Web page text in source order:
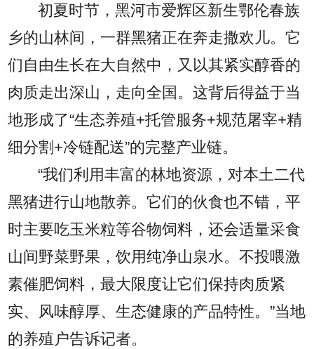
初夏时节，黑河市爱辉区新生鄂伦春族
乡的山林间，一群黑猪正在奔走撒欢儿。它
们自由生长在大自然中，又以其紧实醇香的
肉质走出深山，走向全国。这背后得益于当
地形成了“生态养殖+托管服务+规范屠宰+精
细分割+冷链配送”的完整产业链。
“我们利用丰富的林地资源，对本土二代
黑猪进行山地散养。它们的伙食也不错，平
时主要吃玉米粒等谷物饲料，还会适量采食
山间野菜野果，饮用纯净山泉水。不投喂激
素催肥饲料，最大限度让它们保持肉质紧
实、风味醇厚、生态健康的产品特性。”当地
的养殖户告诉记者。